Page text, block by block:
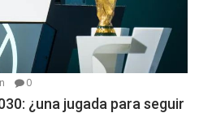
0
¿una jugada para seguir